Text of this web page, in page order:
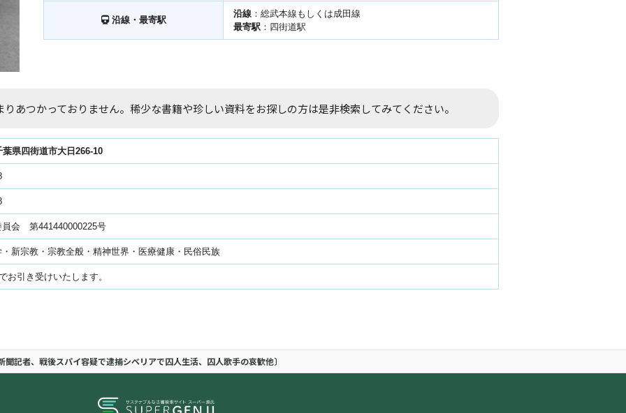
沿線・最寄駅
沿線 ：総武本線もしくは成田線
最寄駅 ：四街道駅
あつかっておりません。稀少な書籍や珍しい資料をお探しの方は是非検索してみてください。
葉県四街道市大日266-10
員会 第441440000225号
新宗教・宗教全般・精神世界・医療健康・民俗民族
お引き受けいたします。
記者、戦後スパイ容疑で逮捕シベリアで囚人生活、囚人歌手の哀歓他〕